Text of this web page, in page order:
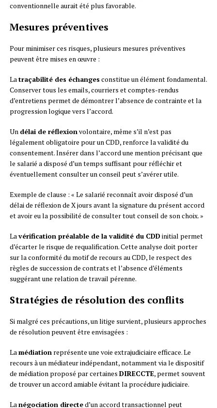
conventionnelle aurait été plus favorable.
Mesures préventives
Pour minimiser ces risques, plusieurs mesures préventives
peuvent être mises en œuvre :
La traçabilité des échanges constitue un élément fondamental.
Conserver tous les emails, courriers et comptes-rendus
d’entretiens permet de démontrer l’absence de contrainte et la
progression logique vers l’accord.
Un délai de réflexion volontaire, même s’il n’est pas
légalement obligatoire pour un CDD, renforce la validité du
consentement. Insérer dans l’accord une mention précisant que
le salarié a disposé d’un temps suffisant pour réfléchir et
éventuellement consulter un conseil peut s’avérer utile.
Exemple de clause : « Le salarié reconnaît avoir disposé d’un
délai de réflexion de X jours avant la signature du présent accord
et avoir eu la possibilité de consulter tout conseil de son choix. »
La vérification préalable de la validité du CDDinitial permet
d’écarter le risque de requalification. Cette analyse doit porter
sur la conformité du motif de recours au CDD, le respect des
règles de succession de contrats et l’absence d’éléments
suggérant une relation de travail pérenne.
Stratégies de résolution des conflits
Si malgré ces précautions, un litige survient, plusieurs approches
de résolution peuvent être envisagées :
La médiation représente une voie extrajudiciaire efficace. Le
recours à un médiateur indépendant, notamment via le dispositif
de médiation proposé par certaines DIRECCTE, permet souvent
de trouver un accord amiable évitant la procédure judiciaire.
La négociation directed’un accord transactionnel peut